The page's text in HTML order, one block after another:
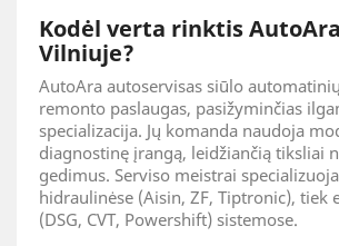
Kodėl verta rinktis
Vilniuje?
AutoAra autoservisas siūlo
remonto paslaugas, pasižyminčias
specializacija. Jų komanda naudoja
diagnostinę įrangą, leidžiančią tiksliai
gedimus. Serviso meistrai
hidraulinėse (Aisin, ZF, Tiptronic), tiek
(DSG, CVT, Powershift) sistemose.